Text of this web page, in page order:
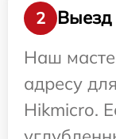
2
Выезд
Наш
адресу
Hikmicro.